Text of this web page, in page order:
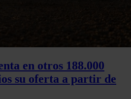
en otros 188.000
su oferta a partir de